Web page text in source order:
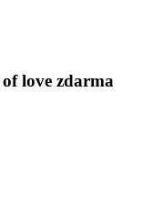
love zdarma